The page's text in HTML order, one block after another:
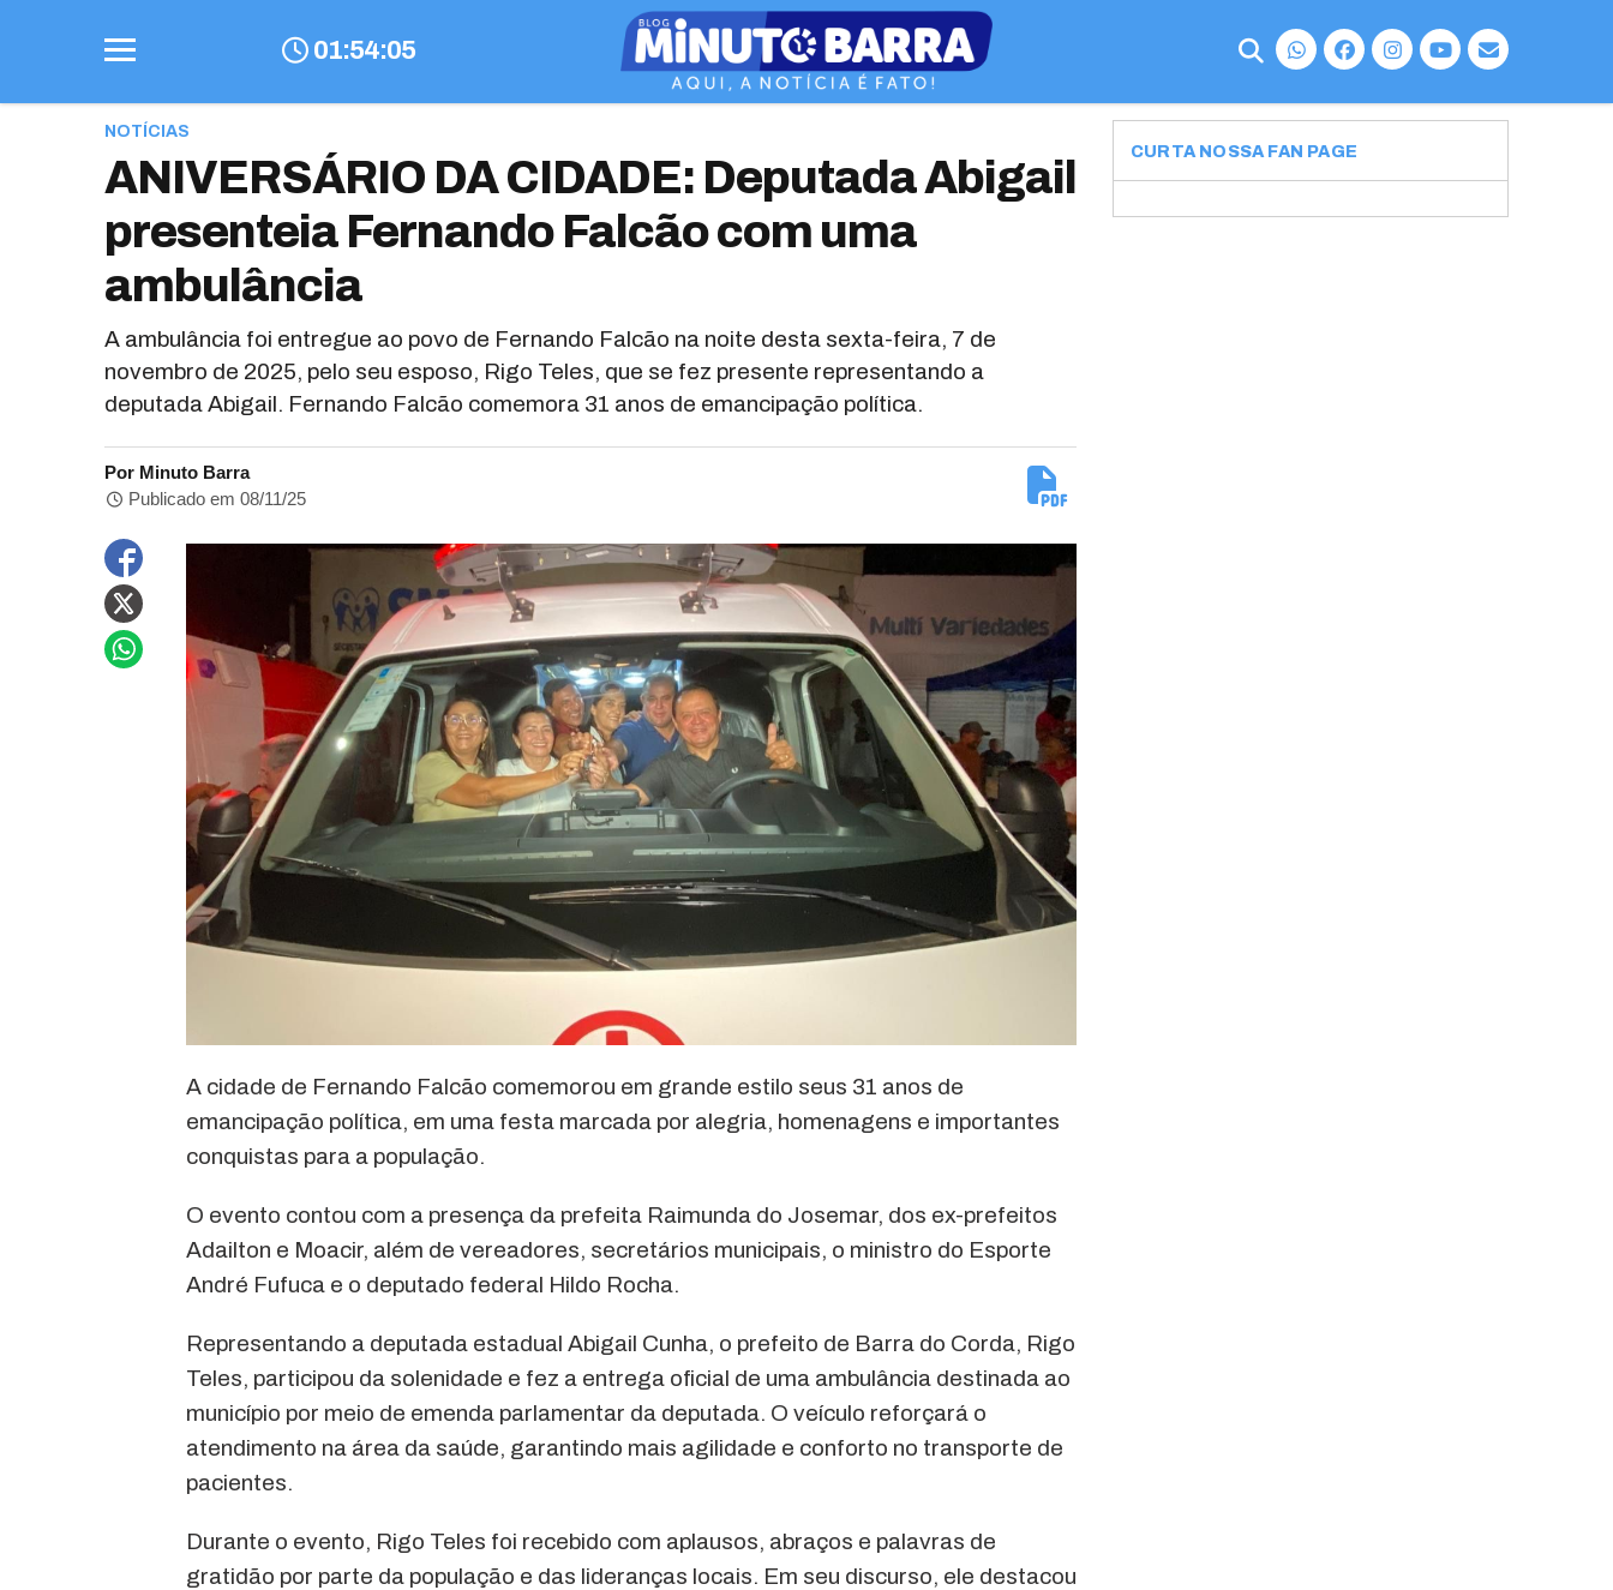
01:54:06
NOTÍCIAS
ANIVERSÁRIO DA CIDADE: Deputada Abigail
presenteia Fernando Falcão com uma
ambulância
A ambulância foi entregue ao povo de Fernando Falcão na noite desta sexta-feira, 7 de
novembro de 2025, pelo seu esposo, Rigo Teles, que se fez presente representando a
deputada Abigail. Fernando Falcão comemora 31 anos de emancipação política.
Por Minuto Barra
Publicado em 08/11/25
A cidade de Fernando Falcão comemorou em grande estilo seus 31 anos de
emancipação política, em uma festa marcada por alegria, homenagens e importantes
conquistas para a população.
O evento contou com a presença da prefeita Raimunda do Josemar, dos ex-prefeitos
Adailton e Moacir, além de vereadores, secretários municipais, o ministro do Esporte
André Fufuca e o deputado federal Hildo Rocha.
Representando a deputada estadual Abigail Cunha, o prefeito de Barra do Corda, Rigo
Teles, participou da solenidade e fez a entrega oficial de uma ambulância destinada ao
município por meio de emenda parlamentar da deputada. O veículo reforçará o
atendimento na área da saúde, garantindo mais agilidade e conforto no transporte de
pacientes.
Durante o evento, Rigo Teles foi recebido com aplausos, abraços e palavras de
gratidão por parte da população e das lideranças locais. Em seu discurso, ele destacou
CURTA NOSSA FAN PAGE